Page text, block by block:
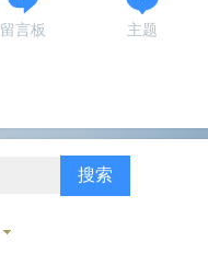
留言板 主题
搜索